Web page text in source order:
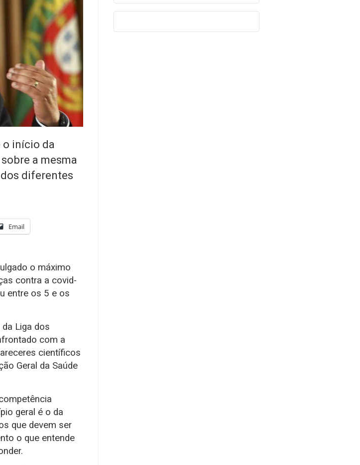
o início da
a mesma
diferentes
Email
o máximo
contra a covid-
entre os 5 e os
Liga dos
com a
científicos
Geral da Saúde
geral é o da
que devem ser
o que entende